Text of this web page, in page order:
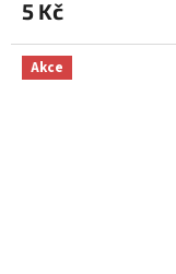
5 Kč
Akce